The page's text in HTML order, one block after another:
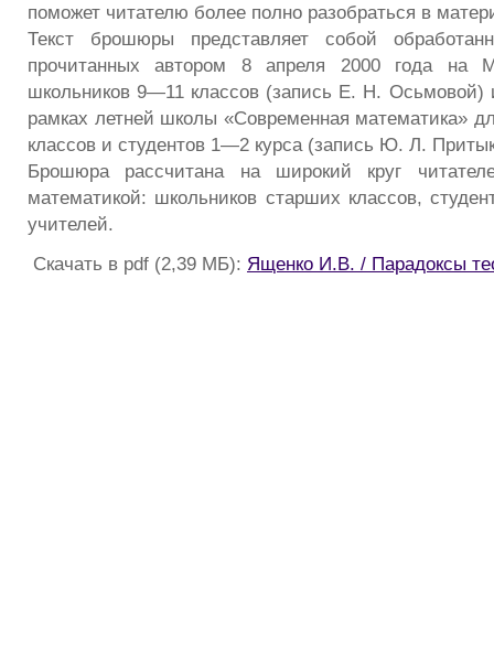
поможет читателю более полно разобраться в
Текст брошюры представляет собой
прочитанных автором 8 апреля 2000 года на
школьников 9—11 классов (запись Е. Н. Осьмовой)
рамках летней школы «Современная математика»
классов и студентов 1—2 курса (запись Ю. Л.
Брошюра рассчитана на широкий круг
математикой: школьников старших классов,
учителей.
Скачать в pdf (2,39 МБ): Ященко И.В. / Парадоксы